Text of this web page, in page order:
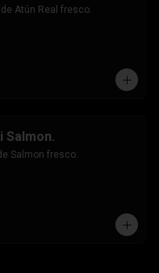
Atún Real fresco.
Salmon.
Salmon fresco.